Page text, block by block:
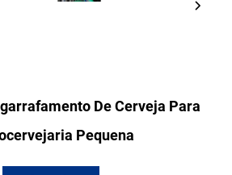
De Cerveja Para
Pequena